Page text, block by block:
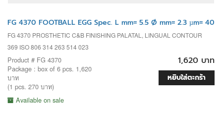
FG 4370 FOOTBALL EGG Spec. L mm= 5.5 Ø mm= 2.3 µm= 40
FG 4370 PROSTHETIC C&B FINISHING PALATAL, LINGUAL CONTOUR
369 ISO 806 314 263 514 023
Product # FG 4370
Package : box of 6 pcs. 1,620
บาท
(1 pcs. 270 บาท)
Available on sale
1,620 บาท
หยิบใส่ตะกร้า